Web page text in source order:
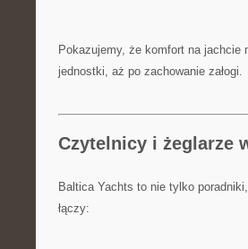
Pokazujemy, że komfort na
jednostki, aż po zachowanie załogi.
Czytelnicy i żeglarze
Baltica Yachts to nie tylko
łączy: